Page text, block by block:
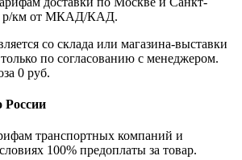
р/км от МКАД/КАД.
со склада или магазина-выставки
по согласованию с менеджером.
0 руб.
России
транспортных компаний и
100% предоплаты за товар.